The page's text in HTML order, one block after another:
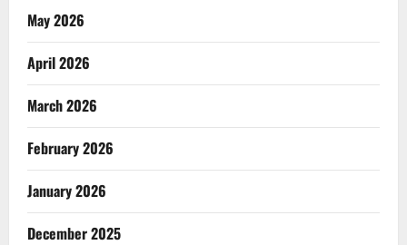
May 2026
April 2026
March 2026
February 2026
January 2026
December 2025